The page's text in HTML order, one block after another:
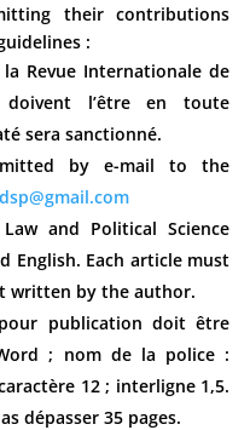
their contributions
:
Revue Internationale de
l’être en toute
sera sanctionné.
by e-mail to the
and Political Science
English. Each article must
written by the author.
publication doit être
; nom de la police :
12 ; interligne 1,5.
dépasser 35 pages.